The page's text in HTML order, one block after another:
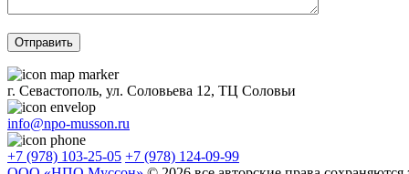
г. Севастополь, ул. Соловьева 12, ТЦ Соловьи
info@npo-musson.ru
+7 (978) 103-25-05 +7 (978) 124-09-99